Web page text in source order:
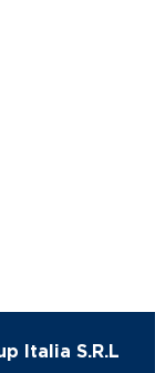
Italia S.R.L